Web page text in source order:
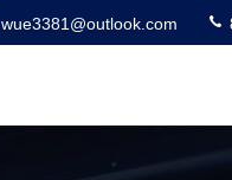
wue3381@outlook.com